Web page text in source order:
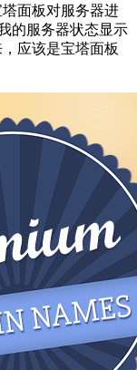
面板对服务器进
的服务器状态显示
应该是宝塔面板